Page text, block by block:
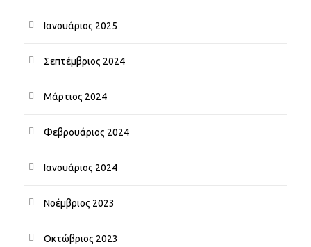
Ιανουάριος 2025
Σεπτέμβριος 2024
Μάρτιος 2024
Φεβρουάριος 2024
Ιανουάριος 2024
Νοέμβριος 2023
Οκτώβριος 2023